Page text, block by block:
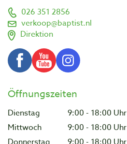
026 351 2856
verkoop@baptist.nl
Direktion
Öffnungszeiten
Dienstag
9:00 - 18:00 Uhr
Mittwoch
9:00 - 18:00 Uhr